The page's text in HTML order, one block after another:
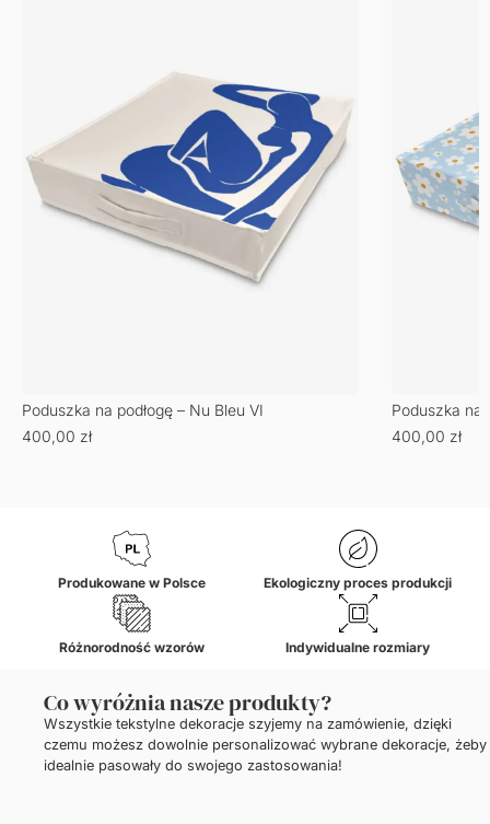
Poduszka na podłogę – Nu Bleu VI
400,00 zł
Poduszka na
400,00 zł
Produkowane w Polsce Ekologiczny proces produkcji
Różnorodność wzorów Indywidualne rozmiary
Co wyróżnia nasze produkty?
Wszystkie tekstylne dekoracje szyjemy na zamówienie, dzięki
czemu możesz dowolnie personalizować wybrane dekoracje, żeby
idealnie pasowały do swojego zastosowania!